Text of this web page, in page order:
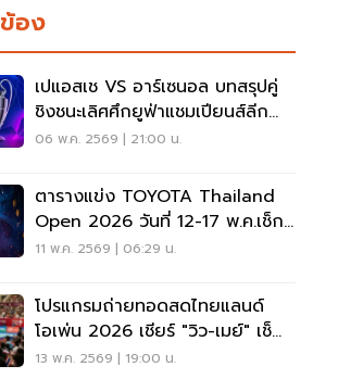
อง
เปแอสเช VS อาร์เซนอล บทสรุปคู่
ชิงชนะเลิศศึกยูฟ่าแชมเปียนส์ลีก
UCL2025/26
06 พ.ค. 2569 | 21:00 น.
ตารางแข่ง TOYOTA Thailand
Open 2026 วันที่ 12-17 พ.ค.เช็ก
โปรแกรม ลิงค์ถ่ายทอดสด
11 พ.ค. 2569 | 06:29 น.
โปรแกรมถ่ายทอดสดไทยแลนด์
โอเพ่น 2026 เชียร์ "วิว-เมย์" เช็
กลิงค์ดูสดที่นี่
13 พ.ค. 2569 | 19:00 น.